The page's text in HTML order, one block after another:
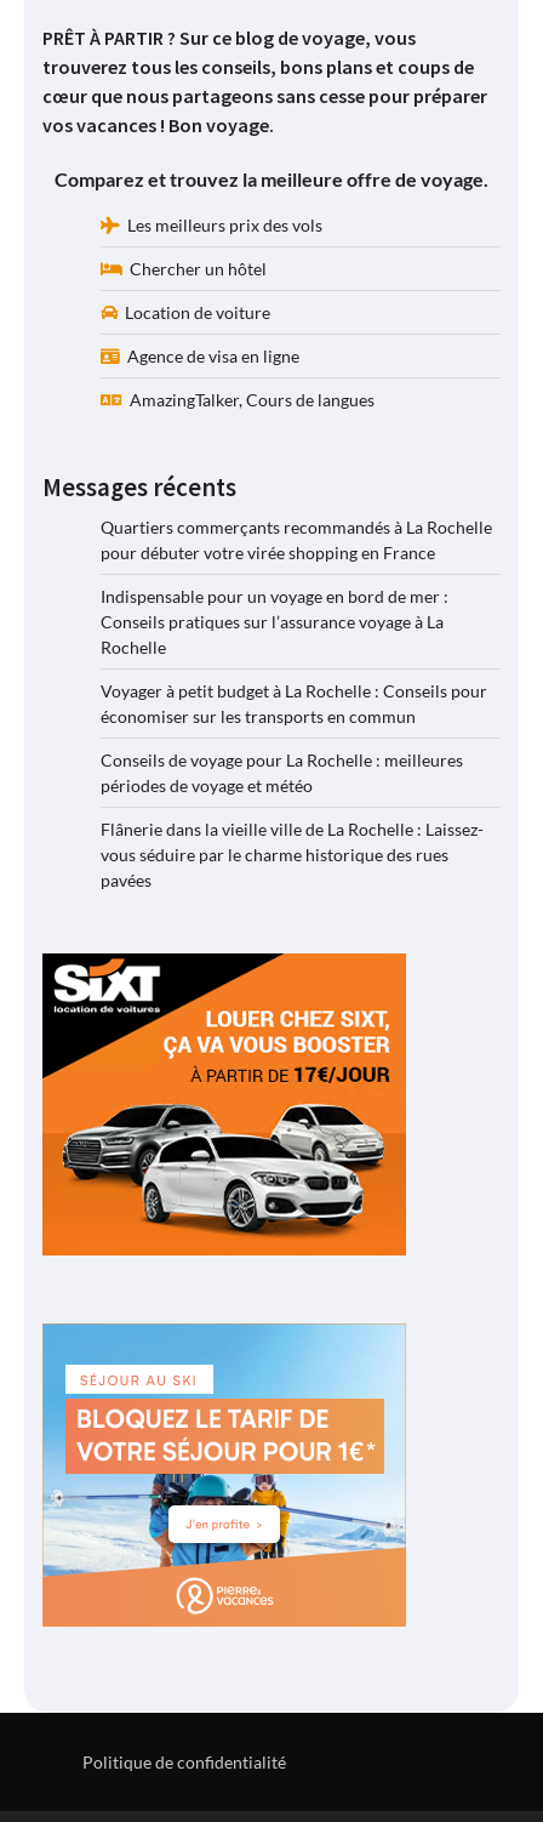
PRÊT À PARTIR ? Sur ce blog de voyage, vous
trouverez tous les conseils, bons plans et coups de
cœur que nous partageons sans cesse pour préparer
vos vacances ! Bon voyage.
Comparez et trouvez la meilleure offre de voyage.
Les meilleurs prix des vols
Chercher un hôtel
Location de voiture
Agence de visa en ligne
AmazingTalker, Cours de langues
Messages récents
Quartiers commerçants recommandés à La Rochelle
pour débuter votre virée shopping en France
Indispensable pour un voyage en bord de mer :
Conseils pratiques sur l’assurance voyage à La
Rochelle
Voyager à petit budget à La Rochelle : Conseils pour
économiser sur les transports en commun
Conseils de voyage pour La Rochelle : meilleures
périodes de voyage et météo
Flânerie dans la vieille ville de La Rochelle : Laissez-
vous séduire par le charme historique des rues
pavées
Politique de confidentialité